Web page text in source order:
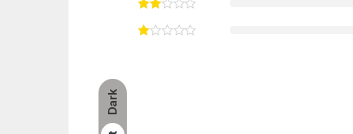
Dark